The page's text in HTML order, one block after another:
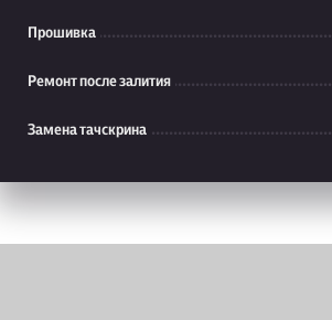
Прошивка
Ремонт после залития
Замена тачскрина